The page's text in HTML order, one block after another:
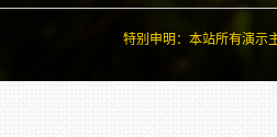
特别申明：本站所有演示